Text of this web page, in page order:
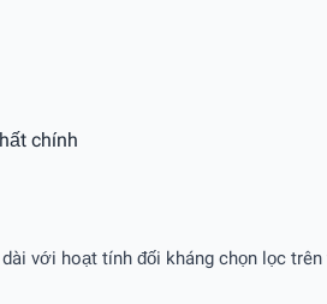
chính
với hoạt tính đối kháng chọn lọc